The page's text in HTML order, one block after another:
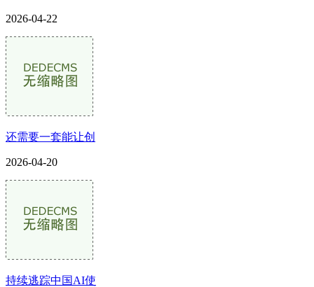
2026-04-22
还需要一套能让创
2026-04-20
持续逃踪中国AI使